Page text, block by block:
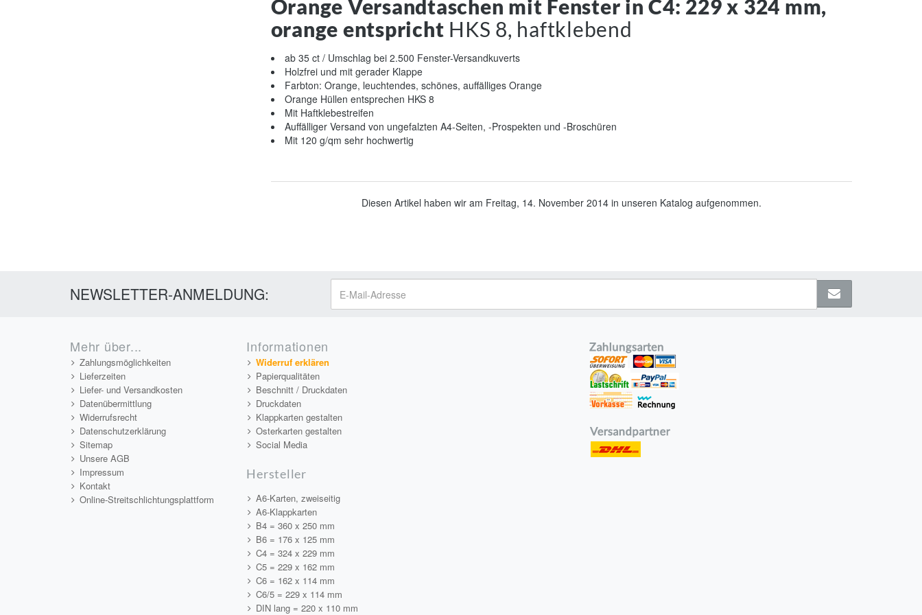
Orange Versandtaschen mit Fenster in C4: 229 x 324 mm,
orange entspricht HKS 8, haftklebend
ab 35 ct / Umschlag bei 2.500 Fenster-Versandkuverts
Holzfrei und mit gerader Klappe
Farbton: Orange, leuchtendes, schönes, auffälliges Orange
Orange Hüllen entsprechen HKS 8
Mit Haftklebestreifen
Auffälliger Versand von ungefalzten A4-Seiten, -Prospekten und -Broschüren
Mit 120 g/qm sehr hochwertig
Diesen Artikel haben wir am Freitag, 14. November 2014 in unseren Katalog aufgenommen.
NEWSLETTER-ANMELDUNG:
Mehr über...
Zahlungsmöglichkeiten
Lieferzeiten
Liefer- und Versandkosten
Datenübermittlung
Widerrufsrecht
Datenschutzerklärung
Sitemap
Unsere AGB
Impressum
Kontakt
Online-Streitschlichtungsplattform
Informationen
Widerruf erklären
Papierqualitäten
Beschnitt / Druckdaten
Druckdaten
Klappkarten gestalten
Osterkarten gestalten
Social Media
Hersteller
A6-Karten, zweiseitig
A6-Klappkarten
B4 = 360 x 250 mm
B6 = 176 x 125 mm
C4 = 324 x 229 mm
C5 = 229 x 162 mm
C6 = 162 x 114 mm
C6/5 = 229 x 114 mm
DIN lang = 220 x 110 mm